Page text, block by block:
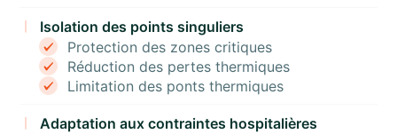
Isolation des points singuliers
Protection des zones critiques
Réduction des pertes thermiques
Limitation des ponts thermiques
Adaptation aux contraintes hospitalières